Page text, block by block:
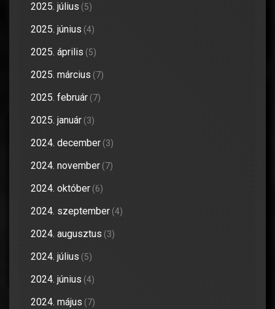
2025. július (5)
2025. június (4)
2025. április (5)
2025. március (7)
2025. február (7)
2025. január (3)
2024. december (3)
2024. november (7)
2024. október (6)
2024. szeptember (4)
2024. augusztus (3)
2024. július (5)
2024. június (4)
2024. május (7)